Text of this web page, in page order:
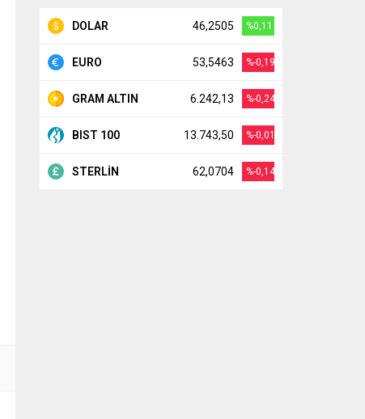
DOLAR 46,2505 %0,11
EURO 53,5463 %-0,19
GRAM ALTIN 6.242,13 %-0,24
BIST 100 13.743,50 %-0,01
STERLİN 62,0704 %-0,14